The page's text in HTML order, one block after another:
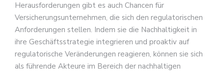
Herausforderungen gibt es auch Chancen für
Versicherungsunternehmen, die sich den regulatorischen
Anforderungen stellen. Indem sie die Nachhaltigkeit in
ihre Geschäftsstrategie integrieren und proaktiv auf
regulatorische Veränderungen reagieren, können sie sich
als führende Akteure im Bereich der nachhaltigen